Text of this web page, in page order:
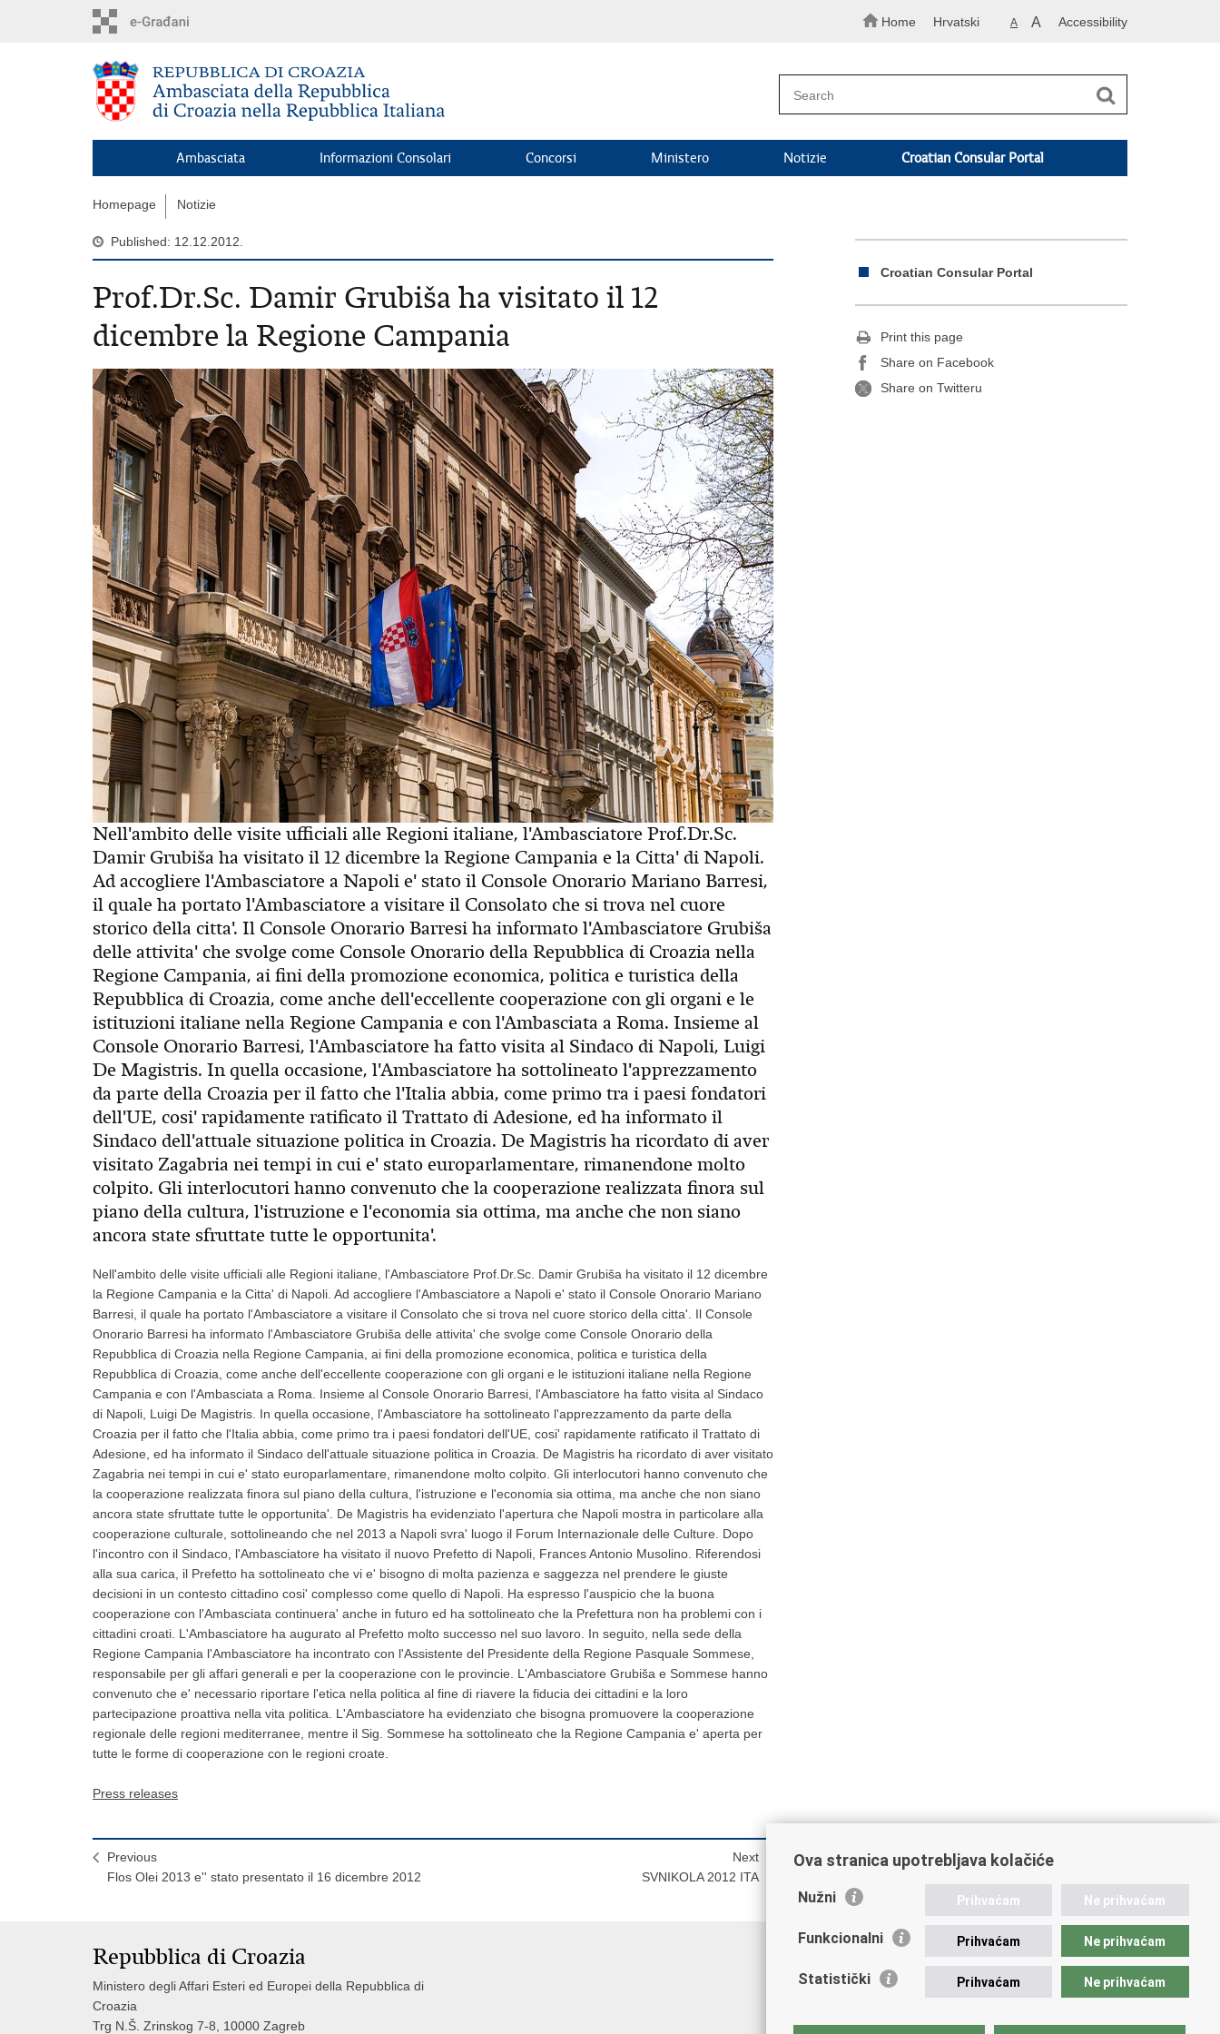
Home Hrvatski A A Accessibility
Ambasciata Informazioni Consolari Concorsi Ministero Notizie Croatian Consular Portal
Homepage Notizie
Published: 12.12.2012.
Prof.Dr.Sc. Damir Grubiša ha visitato il 12
dicembre la Regione Campania
Nell'ambito delle visite ufficiali alle Regioni italiane, l'Ambasciatore Prof.Dr.Sc.
Damir Grubiša ha visitato il 12 dicembre la Regione Campania e la Citta' di Napoli.
Ad accogliere l'Ambasciatore a Napoli e' stato il Console Onorario Mariano Barresi,
il quale ha portato l'Ambasciatore a visitare il Consolato che si trova nel cuore
storico della citta'. Il Console Onorario Barresi ha informato l'Ambasciatore Grubiša
delle attivita' che svolge come Console Onorario della Repubblica di Croazia nella
Regione Campania, ai fini della promozione economica, politica e turistica della
Repubblica di Croazia, come anche dell'eccellente cooperazione con gli organi e le
istituzioni italiane nella Regione Campania e con l'Ambasciata a Roma. Insieme al
Console Onorario Barresi, l'Ambasciatore ha fatto visita al Sindaco di Napoli, Luigi
De Magistris. In quella occasione, l'Ambasciatore ha sottolineato l'apprezzamento
da parte della Croazia per il fatto che l'Italia abbia, come primo tra i paesi fondatori
dell'UE, cosi' rapidamente ratificato il Trattato di Adesione, ed ha informato il
Sindaco dell'attuale situazione politica in Croazia. De Magistris ha ricordato di aver
visitato Zagabria nei tempi in cui e' stato europarlamentare, rimanendone molto
colpito. Gli interlocutori hanno convenuto che la cooperazione realizzata finora sul
piano della cultura, l'istruzione e l'economia sia ottima, ma anche che non siano
ancora state sfruttate tutte le opportunita'.
Nell'ambito delle visite ufficiali alle Regioni italiane, l'Ambasciatore Prof.Dr.Sc. Damir Grubiša ha visitato il 12 dicembre
la Regione Campania e la Citta' di Napoli. Ad accogliere l'Ambasciatore a Napoli e' stato il Console Onorario Mariano
Barresi, il quale ha portato l'Ambasciatore a visitare il Consolato che si trova nel cuore storico della citta'. Il Console
Onorario Barresi ha informato l'Ambasciatore Grubiša delle attivita' che svolge come Console Onorario della
Repubblica di Croazia nella Regione Campania, ai fini della promozione economica, politica e turistica della
Repubblica di Croazia, come anche dell'eccellente cooperazione con gli organi e le istituzioni italiane nella Regione
Campania e con l'Ambasciata a Roma. Insieme al Console Onorario Barresi, l'Ambasciatore ha fatto visita al Sindaco
di Napoli, Luigi De Magistris. In quella occasione, l'Ambasciatore ha sottolineato l'apprezzamento da parte della
Croazia per il fatto che l'Italia abbia, come primo tra i paesi fondatori dell'UE, cosi' rapidamente ratificato il Trattato di
Adesione, ed ha informato il Sindaco dell'attuale situazione politica in Croazia. De Magistris ha ricordato di aver visitato
Zagabria nei tempi in cui e' stato europarlamentare, rimanendone molto colpito. Gli interlocutori hanno convenuto che
la cooperazione realizzata finora sul piano della cultura, l'istruzione e l'economia sia ottima, ma anche che non siano
ancora state sfruttate tutte le opportunita'. De Magistris ha evidenziato l'apertura che Napoli mostra in particolare alla
cooperazione culturale, sottolineando che nel 2013 a Napoli svra' luogo il Forum Internazionale delle Culture. Dopo
l'incontro con il Sindaco, l'Ambasciatore ha visitato il nuovo Prefetto di Napoli, Frances Antonio Musolino. Riferendosi
alla sua carica, il Prefetto ha sottolineato che vi e' bisogno di molta pazienza e saggezza nel prendere le giuste
decisioni in un contesto cittadino cosi' complesso come quello di Napoli. Ha espresso l'auspicio che la buona
cooperazione con l'Ambasciata continuera' anche in futuro ed ha sottolineato che la Prefettura non ha problemi con i
cittadini croati. L'Ambasciatore ha augurato al Prefetto molto successo nel suo lavoro. In seguito, nella sede della
Regione Campania l'Ambasciatore ha incontrato con l'Assistente del Presidente della Regione Pasquale Sommese,
responsabile per gli affari generali e per la cooperazione con le provincie. L'Ambasciatore Grubiša e Sommese hanno
convenuto che e' necessario riportare l'etica nella politica al fine di riavere la fiducia dei cittadini e la loro
partecipazione proattiva nella vita politica. L'Ambasciatore ha evidenziato che bisogna promuovere la cooperazione
regionale delle regioni mediterranee, mentre il Sig. Sommese ha sottolineato che la Regione Campania e' aperta per
tutte le forme di cooperazione con le regioni croate.
Press releases
Previous
Flos Olei 2013 e'' stato presentato il 16 dicembre 2012
Next
SVNIKOLA 2012 ITA
Croatian Consular Portal
Print this page
Share on Facebook
Share on Twitteru
Repubblica di Croazia
Ministero degli Affari Esteri ed Europei della Repubblica di
Croazia
Trg N.Š. Zrinskog 7-8, 10000 Zagreb
Ova stranica upotrebljava kolačiće
Nužni Prihvaćam Ne prihvaćam
Funkcionalni Prihvaćam Ne prihvaćam
Statistički Prihvaćam Ne prihvaćam